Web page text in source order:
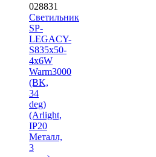
028831
Светильник
SP-
LEGACY-
S835x50-
4x6W
Warm3000
(BK,
34
deg)
(Arlight,
IP20
Металл,
3